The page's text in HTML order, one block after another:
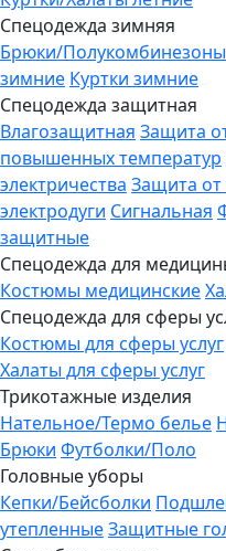
Спецодежда зимняя
Брюки/
зимние Куртки зимние
Спецодежда защитная
Влагозащитная Защита
повышенных температур
электричества Защита от
электродуги Сигнальная
защитные
Спецодежда для
Костюмы медицинские
Спецодежда для сферы
Костюмы для сферы услуг
Халаты для сферы услуг
Трикотажные изделия
Нательное/Термо белье
Брюки Футболки/Поло
Головные уборы
Кепки/Бейсболки
утепленныеЗащитные